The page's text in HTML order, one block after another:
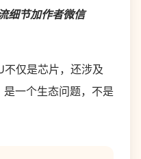
细节加作者微信
仅是芯片，还涉及
一个生态问题，不是